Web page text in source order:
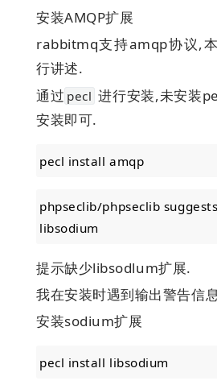
安装AMQP扩展
rabbitmq支持amqp协议,
行讲述.
通过 pecl 进行安装,未安装
安装即可.
pecl install amqp
phpseclib/phpseclib
libsodium
提示缺少libsodlum扩展.
我在安装时遇到输出警告信
安装sodium扩展
pecl install libsodium